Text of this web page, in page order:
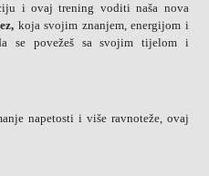
i ovaj trening voditi naša nova
koja svojim znanjem, energijom i
se povežeš sa svojim tijelom i
napetosti i više ravnoteže, ovaj